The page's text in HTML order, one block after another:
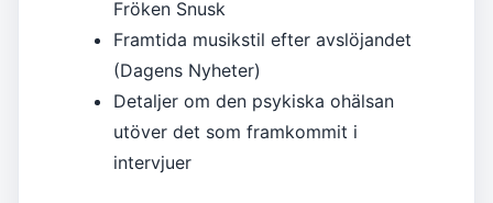
Fröken Snusk
Framtida musikstil efter avslöjandet
(Dagens Nyheter)
Detaljer om den psykiska ohälsan
utöver det som framkommit i
intervjuer